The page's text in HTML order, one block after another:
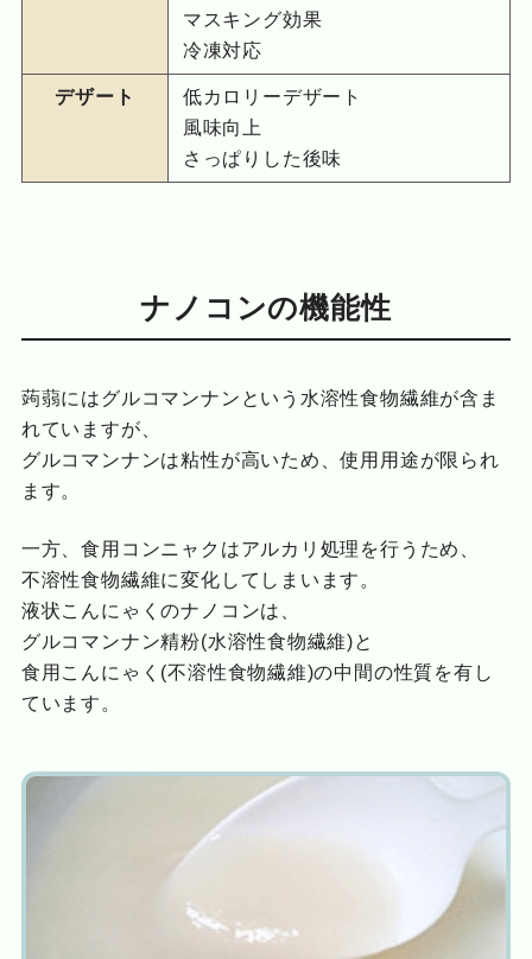
マスキング効果
冷凍対応
デザート
低カロリーデザート
風味向上
さっぱりした後味
ナノコンの機能性
蒟蒻にはグルコマンナンという水溶性食物繊維が含ま
れていますが、
グルコマンナンは粘性が高いため、使用用途が限られ
ます。
一方、食用コンニャクはアルカリ処理を行うため、
不溶性食物繊維に変化してしまいます。
液状こんにゃくのナノコンは、
グルコマンナン精粉(水溶性食物繊維)と
食用こんにゃく(不溶性食物繊維)の中間の性質を有し
ています。